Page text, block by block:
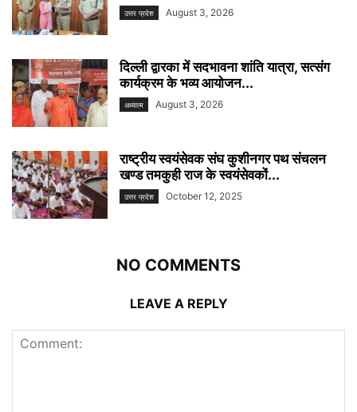
उत्तर प्रदेश August 3, 2026
दिल्ली द्वारका में सदभावना शांति यात्रा, सत्संग
कार्यक्रम के भव्य आयोजन...
अध्यात्म August 3, 2026
राष्ट्रीय स्वयंसेवक संघ कुशीनगर पथ संचलन
खण्ड तमकुही राज के स्वयंसेवकों...
उत्तर प्रदेश October 12, 2025
NO COMMENTS
LEAVE A REPLY